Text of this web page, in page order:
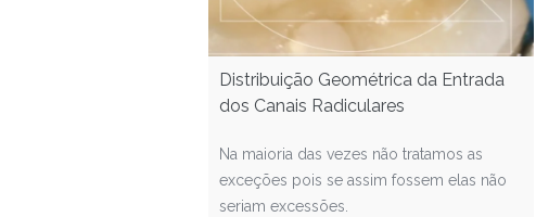
Distribuição Geométrica da Entrada
dos Canais Radiculares
Na maioria das vezes não tratamos as
exceções pois se assim fossem elas não
seriam excessões.